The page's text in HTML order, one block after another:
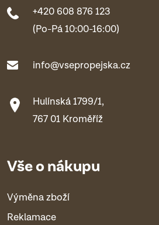
+420 608 876 123
(Po-Pá 10:00-16:00)
info@vsepropejska.cz
Hulínská 1799/1,
767 01 Kroměříž
Vše o nákupu
Výměna zboží
Reklamace